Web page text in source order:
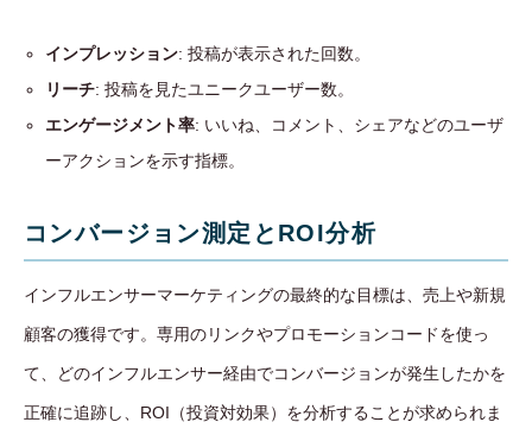
インプレッション: 投稿が表示された回数。
リーチ: 投稿を見たユニークユーザー数。
エンゲージメント率: いいね、コメント、シェアなどのユーザ
ーアクションを示す指標。
コンバージョン測定とROI分析
インフルエンサーマーケティングの最終的な目標は、売上や新規
顧客の獲得です。専用のリンクやプロモーションコードを使っ
て、どのインフルエンサー経由でコンバージョンが発生したかを
正確に追跡し、ROI（投資対効果）を分析することが求められま